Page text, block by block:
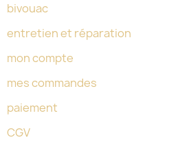
bivouac
entretien et réparation
mon compte
mes commandes
paiement
CGV